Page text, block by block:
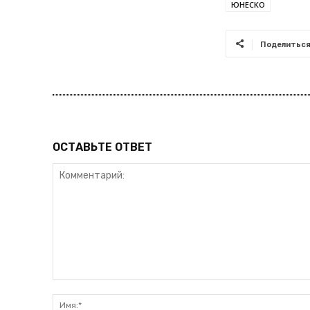
ЮНЕСКО
Поделиться
ОСТАВЬТЕ ОТВЕТ